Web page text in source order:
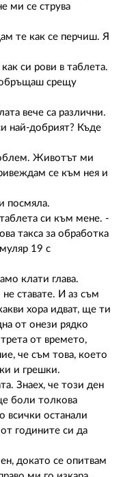
ми се струва
те как се перчиш. Я
си рови в таблета.
обръщаш срещу
вече са различни.
най-добрият? Къде
Животът ми
се към нея и
посмяла.
си към мене. -
такса за обработка
19 с
клати глава.
ставате. И аз съм
хора идват, ще ти
от онези рядко
от времето,
че съм това, което
и грешки.
Знаех, че този ден
боли толкова
всички останали
годините си да
докато се опитвам